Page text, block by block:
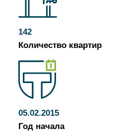
142
Количество квартир
05.02.2015
Год начала